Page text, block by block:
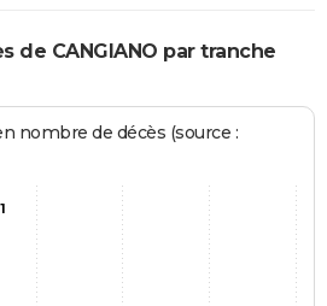
de CANGIANO par tranche
nombre de décès (source :
1